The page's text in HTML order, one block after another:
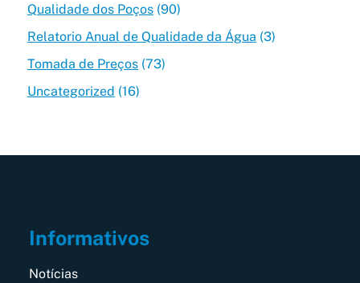
Qualidade dos Poços(90)
Relatorio Anual de Qualidade da Água (3)
Tomada de Preços(73)
Uncategorized (16)
Informativos
Notícias